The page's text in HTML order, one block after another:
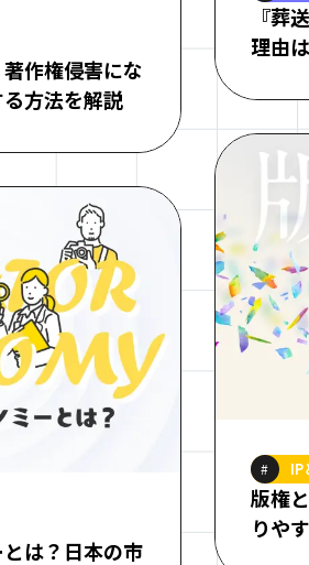
作権侵害にな
方法を解説
『葬
理由
は？日本の市
# IP
版権
りや